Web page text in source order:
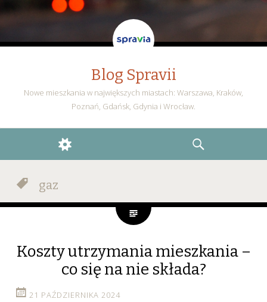
Blog Spravii
Nowe mieszkania w największych miastach: Warszawa, Kraków,
Poznań, Gdańsk, Gdynia i Wrocław.
WIDGETS
SEARCH
gaz
Koszty utrzymania mieszkania –
co się na nie składa?
21 PAŹDZIERNIKA 2024